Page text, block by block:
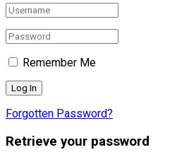
Remember Me
Forgotten Password?
Retrieve your password